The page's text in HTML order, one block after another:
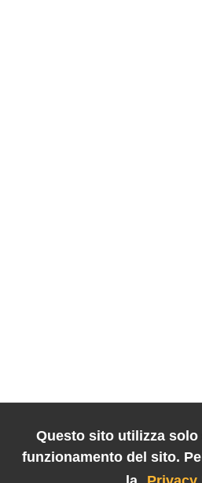
Questo sito utilizza
funzionamento del sito.